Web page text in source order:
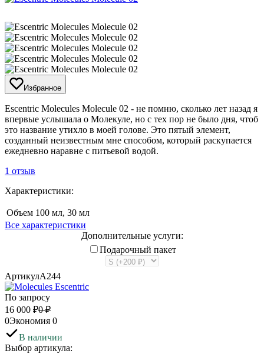
Избранное
Escentric Molecules Molecule 02 - не помню, сколько лет назад я
впервые услышала о Молекуле, но с тех пор не было дня, чтоб
это название утихло в моей голове. Это пятый элемент,
созданный неизвестным мне способом, который раскупается
ежедневно наравне с питьевой водой.
1 отзыв
Характеристики:
Объем 100 мл, 30 мл
Все характеристики
Дополнительные услуги:
Подарочный пакет
АртикулA244
По запросу
16 000 ₽0 ₽
0Экономия 0
В наличии
Выбор артикула: